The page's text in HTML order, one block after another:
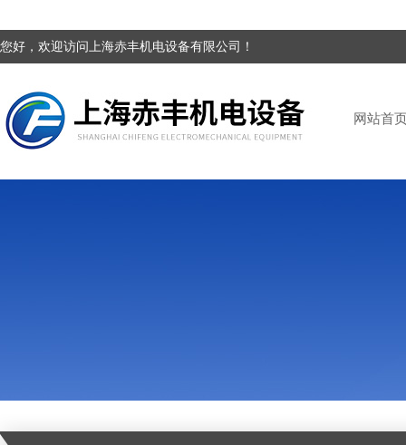
您好，欢迎访问上海赤丰机电设备有限公司！
网站首